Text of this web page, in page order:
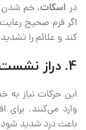
در اسکات، خم شدن
اگر فرم صحیح
کند و علائم را
4. دراز نشست و کرانچ
این حرکات نیاز به
وارد می‌کنند. برای
باعث درد شدید